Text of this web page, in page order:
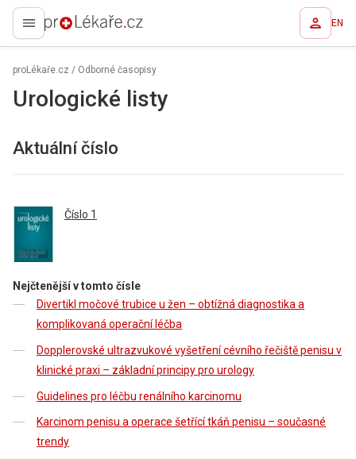
proLékaře.cz EN
proLékaře.cz / Odborné časopisy
Urologické listy
Aktuální číslo
Číslo 1
Nejčtenější v tomto čísle
Divertikl močové trubice u žen – obtížná diagnostika a
komplikovaná operační léčba
Dopplerovské ultrazvukové vyšetření cévního řečiště penisu v
klinické praxi – základní principy pro urology
Guidelines pro léčbu renálního karcinomu
Karcinom penisu a operace šetřící tkáň penisu – současné
trendy